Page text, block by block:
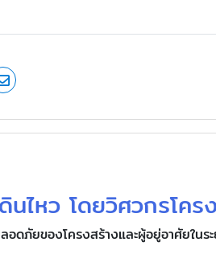
ไหว โดยวิศวกรโคร
ภัยของโครงสร้างและผู้อยู่อาศัยในระ